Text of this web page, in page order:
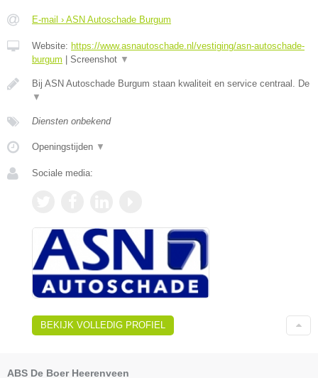
E-mail › ASN Autoschade Burgum
Website: https://www.asnautoschade.nl/vestiging/asn-autoschade-
burgum
Screenshot ▼
Bij ASN Autoschade Burgum staan kwaliteit en service centraal. De
▼
Diensten onbekend
Openingstijden ▼
Sociale media:
BEKIJK VOLLEDIG PROFIEL
ABS De Boer Heerenveen